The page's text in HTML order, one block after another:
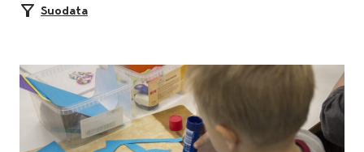
Suodata